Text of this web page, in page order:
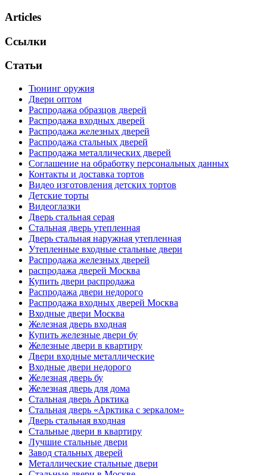
Articles
Ссылки
Статьи
Тюнинг оружия
Двери оптом
Распродажа образцов дверей
Распродажа входных дверей
Распродажа железных дверей
Распродажа стальных дверей
Распродажа металлических дверей
Соглашение на обработку персональных данных
Контакты и доставка тортов
Видео изготовления детских тортов
Детские торты
Видеоглазки
Дверь стальная серая
Стальная дверь утепленная
Дверь стальная наружная утепленная
Утепленные входные стальные двери
Распродажа железных дверей
распродажа дверей Москва
Купить двери распродажа
Распродажа двери недорого
Распродажа входных дверей Москва
Входные двери Москва
Железная дверь входная
Купить железные двери бу
Железные двери в квартиру
Двери входные металлические
Входные двери недорого
Железная дверь бу
Железная дверь для дома
Стальная дверь Арктика
Стальная дверь «Арктика с зеркалом»
Дверь стальная входная
Стальные двери в квартиру
Лучшие стальные двери
Завод стальных дверей
Металлические стальные двери